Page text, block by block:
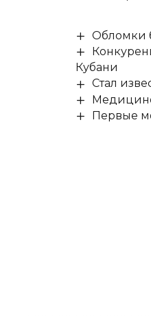
Обломки
Кубани
Стал
Первые